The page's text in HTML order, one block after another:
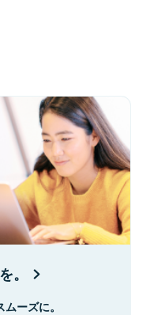
。
ーズに。